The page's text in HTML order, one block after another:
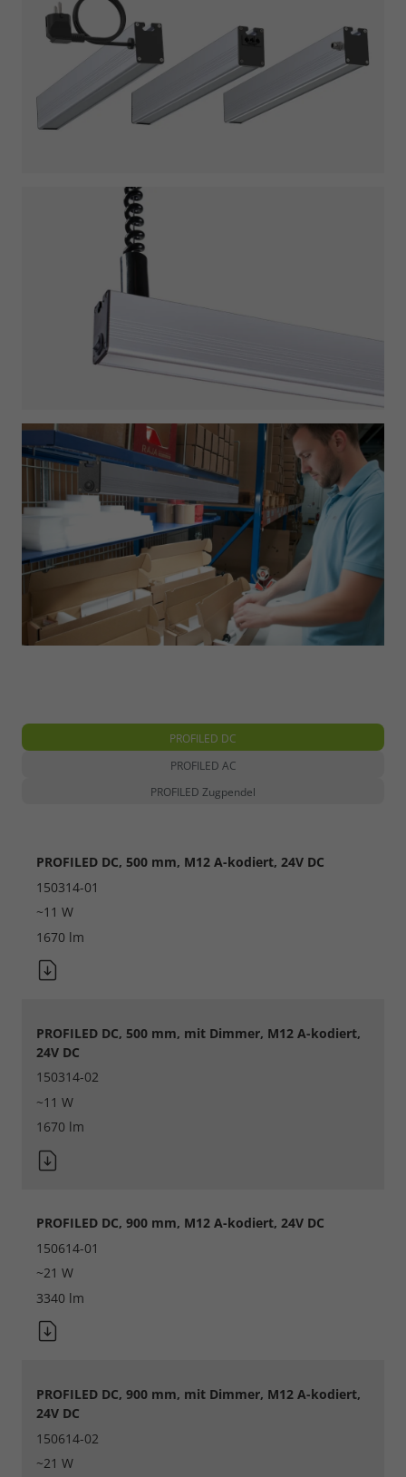
PROFILED DC
PROFILED AC
PROFILED Zugpendel
PROFILED DC, 500 mm, M12 A-kodiert, 24V DC
150314-01
~11 W
1670 lm
PROFILED DC, 500 mm, mit Dimmer, M12 A-kodiert,
24V DC
150314-02
~11 W
1670 lm
PROFILED DC, 900 mm, M12 A-kodiert, 24V DC
150614-01
~21 W
3340 lm
PROFILED DC, 900 mm, mit Dimmer, M12 A-kodiert,
24V DC
150614-02
~21 W
Cookie Informationen anzeigen